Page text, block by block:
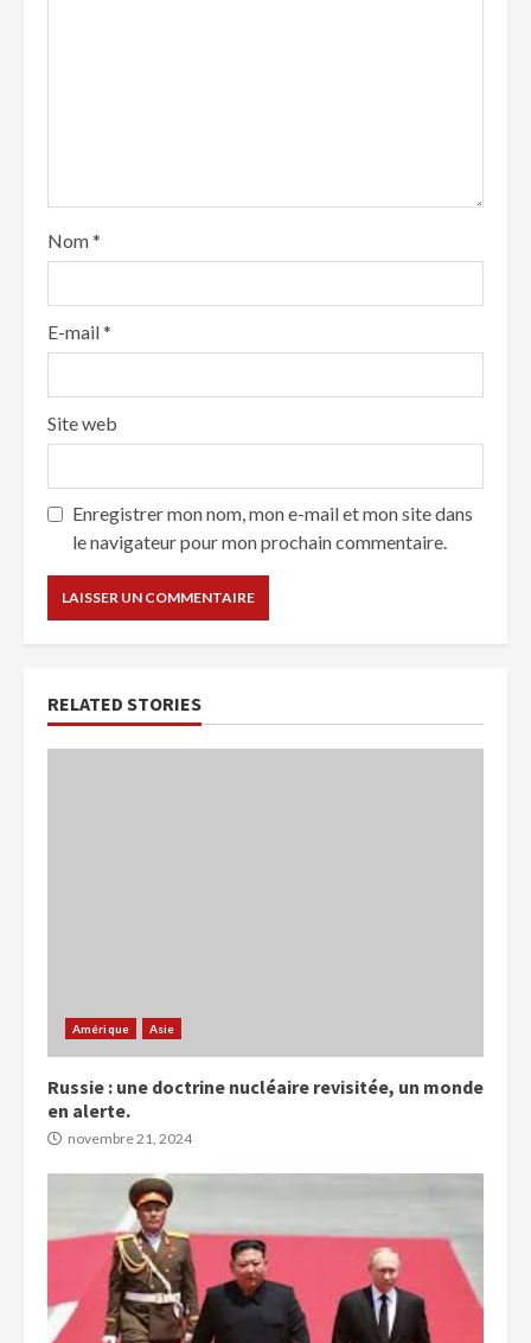
Nom*
E-mail*
Site web
Enregistrer mon nom, mon e-mail et mon site dans
le navigateur pour mon prochain commentaire.
RELATED STORIES
Amérique Asie
Russie : une doctrine nucléaire revisitée, un monde
en alerte.
novembre 21, 2024